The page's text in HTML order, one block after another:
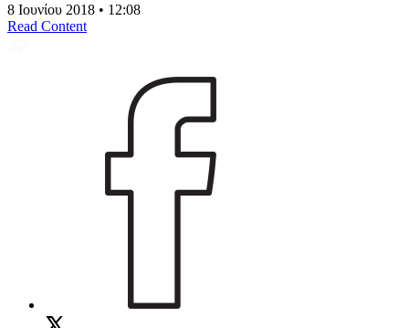
8 Ιουνίου 2018 • 12:08
Read Content